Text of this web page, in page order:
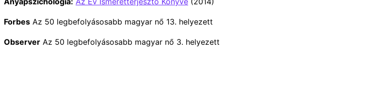
Forbes Az 50 legbefolyásosabb magyar nő 13. helyezett
Observer Az 50 legbefolyásosabb magyar nő 3. helyezett